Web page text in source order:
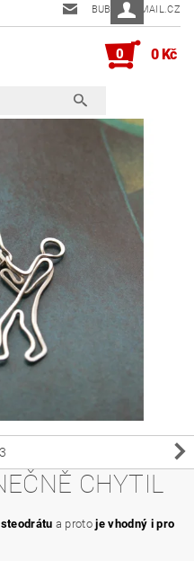
BUBUN@EMAIL.CZ
0 0 Kč
CHYTIL
a protoje vhodný i pro